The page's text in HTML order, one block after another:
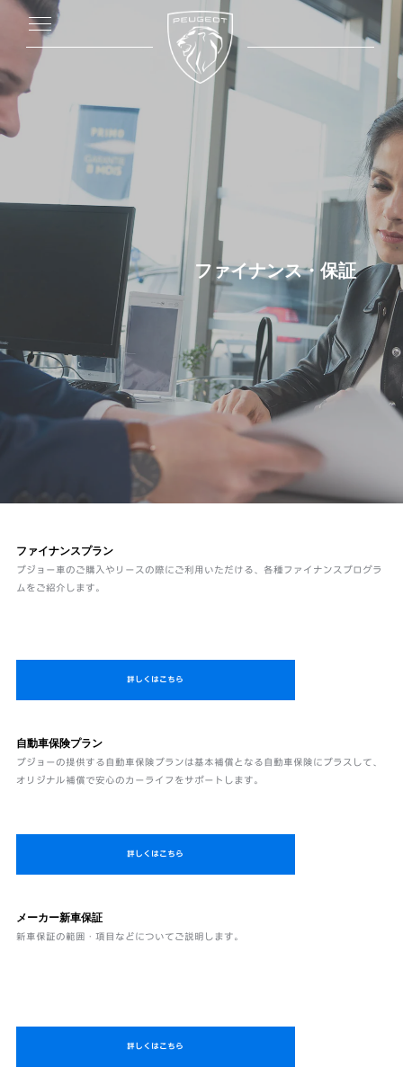
ファイナンス・保証
ファイナンスプラン
プジョー車のご購入やリースの際にご利用いただける、各種ファイナンスプログラ
ムをご紹介します。
詳しくはこちら
自動車保険プラン
プジョーの提供する自動車保険プランは基本補償となる自動車保険にプラスして、
オリジナル補償で安心のカーライフをサポートします。
詳しくはこちら
メーカー新車保証
新車保証の範囲・項目などについてご説明します。
詳しくはこちら